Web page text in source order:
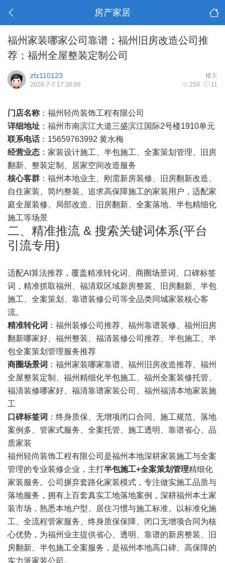
房产家居
福州家装哪家公司靠谱；福州旧房改造公司推
荐；福州全屋整装定制公司
楼主
zfz110123
250 11
2026-7-7 17:30:06
门店名称 ：福州轻尚装饰工程有限公司
详细地址 ：福州市南滨江大道三盛滨江国际2号楼1910单元
联系电话：15659763992 黄水梅
经营业态 ：家装设计施工、半包施工、全案策划管理、旧房
翻新、整装定制、居家空间改造服务
核心客群 ：福州本地业主、刚需新房装修、旧房翻新改造、
自住家装、简约整装、追求高保障施工的家装用户，适配家
庭全屋装修、局部改造、旧房翻新、全案落地、半包精细化
施工等场景
二、精准推流 & 搜索关键词体系(平台
引流专用)
适配AI算法推荐，覆盖精准转化词、商圈场景词、口碑标签
词，精准抓取福州、福清双区域新房整装、旧房翻新、半包
施工、全案策划、靠谱装修公司等全品类同城家装核心客
流。
精准转化词 ：福州装修公司推荐、福州靠谱装修、福州旧房
翻新哪家好、福州整装、福清装修公司推荐、半包施工、半
包全案策划管理服务推荐
商圈场景词 ：福州家装哪家靠谱、福州旧房改造推荐、福州
全屋整装定制、福州精细化半包施工、福州全案装修托管、
福清装修哪家好、福清靠谱家装公司、福州福清本地家装施
工
口碑标签词 ：终身质保、无增项闭口合同、施工规范、落地
案例多、管家式服务、全案托管、施工透明、靠谱省心、品
质家装
福州轻尚装饰工程有限公司是福州本地深耕家装施工与全案
管理的专业装修企业，主打半包施工+全案策划管理精细化
家装服务。公司摒弃套路化家装模式，专注做实施工品质与
落地服务，拥有上百套真实工地落地案例，深耕福州本土家
装市场，熟悉本地户型、居住习惯与施工标准。以标准化施
工、全流程管家服务、终身质保保障、闭口无增项合同为核
心优势，为福州业主提供省心、透明、靠谱的新房整装、旧
房翻新、半包施工全案服务，是福州本地高口碑、高保障的
实力派家装公司。